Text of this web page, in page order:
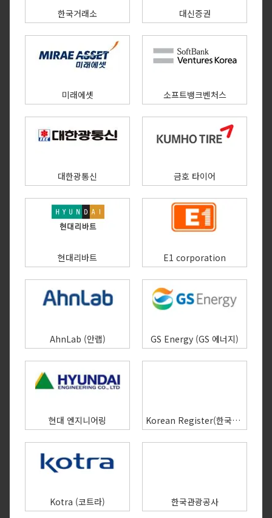
한국거래소 대신증권
미래에셋 소프트뱅크벤처스
대한광통신 금호 타이어
현대리바트 E1 corporation
AhnLab (안랩) GS Energy (GS 에너지)
현대 엔지니어링 Korean Register(한국선급)
Kotra (코트라) 한국관광공사